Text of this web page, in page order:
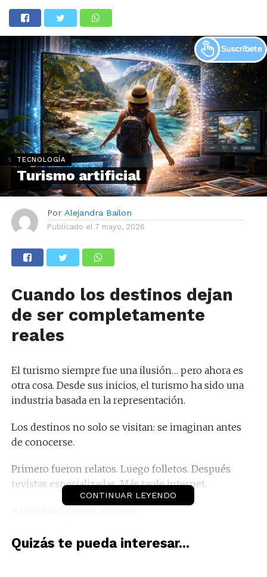
TECNOLOGÍA
Turismo artificial
Por Alejandra Bailon
Publicado el 7 mayo, 2026
Cuando los destinos dejan
de ser completamente
reales
El turismo siempre fue una ilusión… pero ahora es
otra cosa. Desde sus inicios, el turismo ha sido una
industria basada en la representación.
Los destinos no solo se visitan: se imaginan antes
de conocerse.
Primero fueron relatos. Luego folletos. Después
revistas especializadas. Más tarde internet.
CONTINUAR LEYENDO
Quizás te pueda interesar...